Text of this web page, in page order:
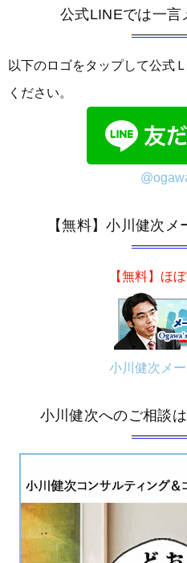
公式LINEでは一言
以下のロゴをタップして公式
ください。
【無料】小川健次
【無料】ほ
小川健次メ
小川健次へのご相談